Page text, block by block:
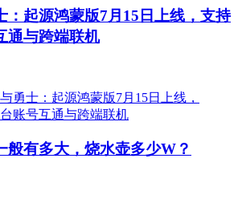
：起源鸿蒙版7月15日上线，支持
通与跨端联机
般有多大，烧水壶多少W？